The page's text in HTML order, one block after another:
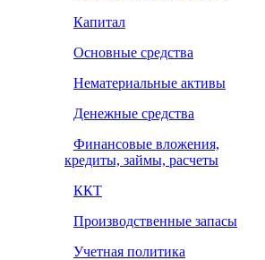
Капитал
Основные средства
Нематериальные активы
Денежные средства
Финансовые вложения,
кредиты, займы, расчеты
ККТ
Производственные запасы
Учетная политика